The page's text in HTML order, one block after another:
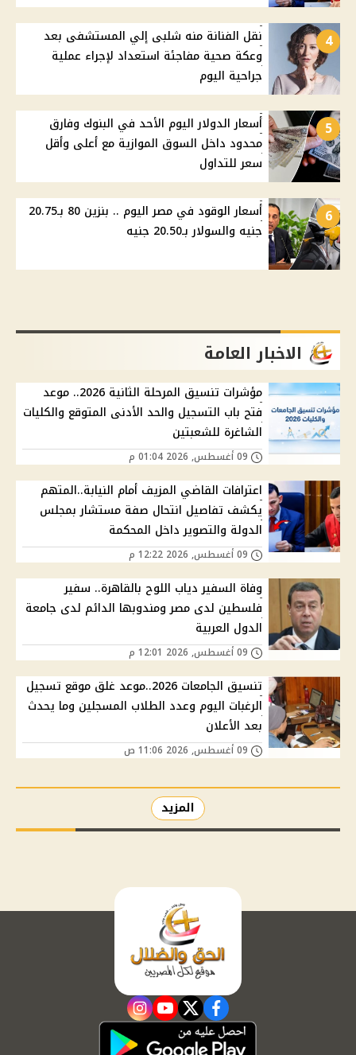
4
نقل الفنانة منه شلبى إلي المستشفى بعد
وعكة صحية مفاجئة استعداد لإجراء عملية
جراحية اليوم
5
أسعار الدولار اليوم الأحد في البنوك وفارق
محدود داخل السوق الموازية مع أعلى وأقل
سعر للتداول
6
أسعار الوقود في مصر اليوم .. بنزين 80 بـ20.75
جنيه والسولار بـ20.50 جنيه
الاخبار العامة
مؤشرات تنسيق المرحلة الثانية 2026.. موعد
فتح باب التسجيل والحد الأدنى المتوقع والكليات
الشاغرة للشعبتين
اعترافات القاضي المزيف أمام النيابة..المتهم
يكشف تفاصيل انتحال صفة مستشار بمجلس
الدولة والتصوير داخل المحكمة
وفاة السفير دياب اللوح بالقاهرة.. سفير
فلسطين لدى مصر ومندوبها الدائم لدى جامعة
الدول العربية
تنسيق الجامعات 2026..موعد غلق موقع تسجيل
الرغبات اليوم وعدد الطلاب المسجلين وما يحدث
بعد الأعلان
المزيد
facebook
twitter
youtube
instagram